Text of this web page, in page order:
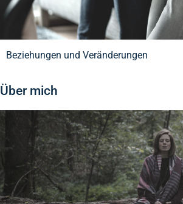
Beziehungen und Veränderungen
Über mich